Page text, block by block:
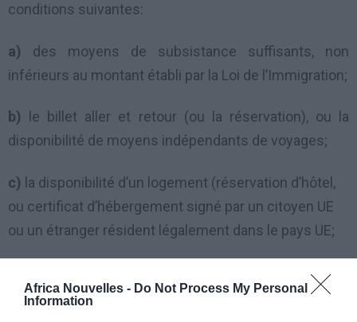
Africa Nouvelles - Do Not Process My Personal
Information
conditions suivantes:
a) des moyens de subsistance suffisants, non
inférieurs au montant établi par la Loi de l’Immigration;
b) le billet aller et retour (ou la réservation), ou la
disponibilité de moyens indépendants de voyages;
c) la disponibilité d’un logement (réservation d’hôtel,
ou certificat d’hébergement signé par un citoyen UE
ou un étranger résident légalement dans le pays UE;